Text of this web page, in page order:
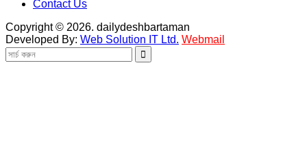
Contact Us
Copyright © 2026. dailydeshbartaman
Developed By: Web Solution IT Ltd. Webmail